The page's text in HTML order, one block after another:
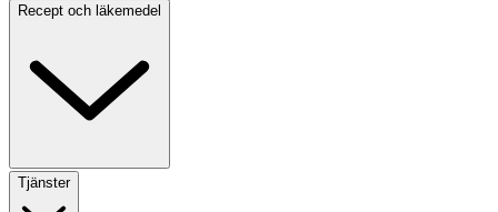
Recept och läkemedel
Tjänster